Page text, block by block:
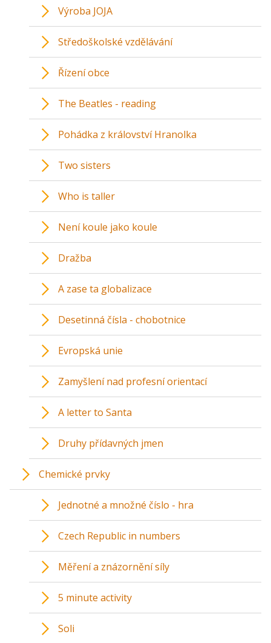
Výroba JOJA
Středoškolské vzdělávání
Řízení obce
The Beatles - reading
Pohádka z království Hranolka
Two sisters
Who is taller
Není koule jako koule
Dražba
A zase ta globalizace
Desetinná čísla - chobotnice
Evropská unie
Zamyšlení nad profesní orientací
A letter to Santa
Druhy přídavných jmen
Chemické prvky
Jednotné a množné číslo - hra
Czech Republic in numbers
Měření a znázornění síly
5 minute activity
Soli